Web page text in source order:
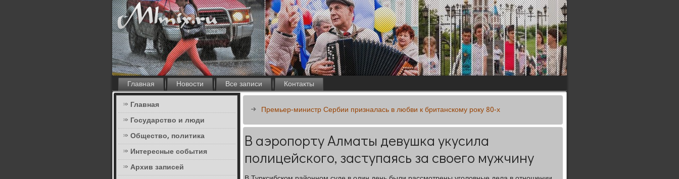
Главная Новости Все записи
Контакты
Главная
Государство и люди
Общество, политика
Интересные события
Архив записей
Премьер-министр Сербии призналась в любви к британскому року 80-х
В аэропорту Алматы девушка укусила
полицейского, заступаясь за своего мужчину